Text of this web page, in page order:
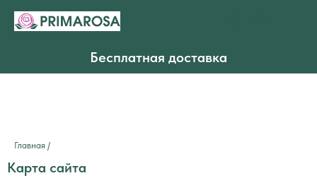
Бесплатная доставка
Карта сайта
Главная /